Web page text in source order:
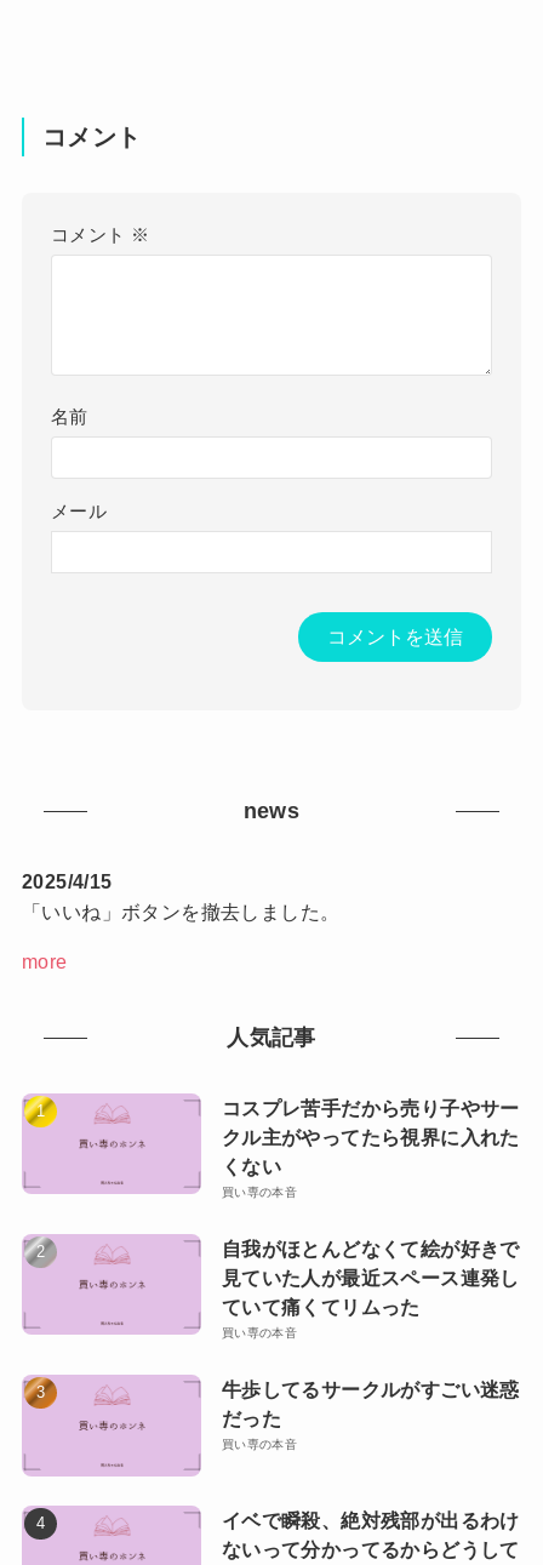
コメント
コメント ※
名前
メール
news
2025/4/15
「いいね」ボタンを撤去しました。
more
人気記事
コスプレ苦手だから売り子やサー
クル主がやってたら視界に入れた
くない
買い専の本音
自我がほとんどなくて絵が好きで
見ていた人が最近スペース連発し
ていて痛くてリムった
買い専の本音
牛歩してるサークルがすごい迷惑
だった
買い専の本音
イベで瞬殺、絶対残部が出るわけ
ないって分かってるからどうして